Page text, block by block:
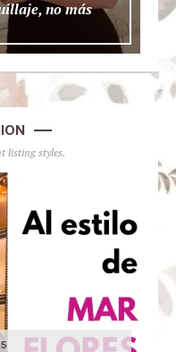
no más
listing styles.